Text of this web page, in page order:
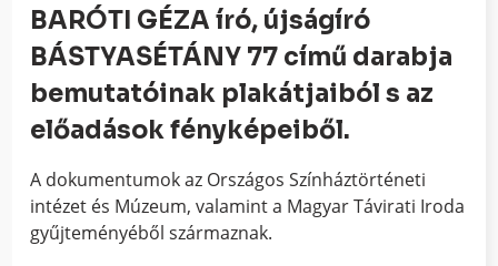
BARÓTI GÉZA író, újságíró
BÁSTYASÉTÁNY 77 című darabja
bemutatóinak plakátjaiból s az
előadások fényképeiből.
A dokumentumok az Országos Színháztörténeti
intézet és Múzeum, valamint a Magyar Távirati Iroda
gyűjteményéből származnak.